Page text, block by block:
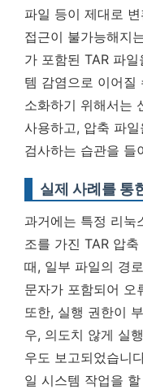
파일 등이 제대로
접근이 불가능해지
가 포함된 TAR 파
템 감염으로 이어질
소화하기 위해서는
사용하고, 압축 파
검사하는 습관을 들
실제 사례를 통
과거에는 특정 리눅
조를 가진 TAR 압
때, 일부 파일의 경
문자가 포함되어 오
또한, 실행 권한이
우, 의도치 않게 실
우도 보고되었습니
일 시스템 작업을